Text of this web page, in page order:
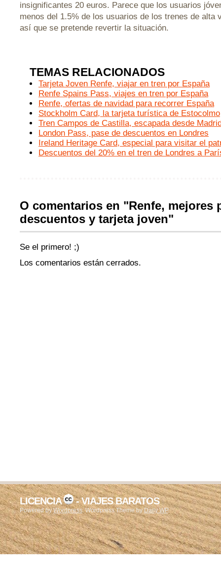
insignificantes 20 euros. Parece que los usuarios
menos del 1.5% de los usuarios de los trenes de alta
así que se pretende revertir la situación.
TEMAS RELACIONADOS
Tarjeta Joven Renfe, viajar en tren por España
Renfe Spains Pass, viajes en tren por España
Renfe, ofertas de navidad para recorrer España
Stockholm Card, la tarjeta turística de Estocolmo
Tren Campos de Castilla, escapada desde
London Pass, pase de descuentos en Londres
Ireland Heritage Card, especial para visitar el
Descuentos del 20% en el tren de Londres a
O comentarios en "Renfe, mejores
descuentos y tarjeta joven"
Se el primero! ;)
Los comentarios están cerrados.
LICENCIA - VIAJES BARATOS
Powered byWordpress. Wordpress Theme byDaily WP.